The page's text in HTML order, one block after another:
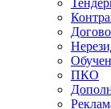
ПКО